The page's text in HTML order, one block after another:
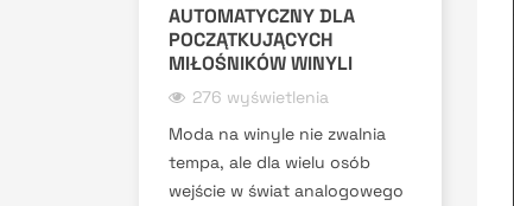
AUTOMATYCZNY DLA
POCZĄTKUJĄCYCH
MIŁOŚNIKÓW WINYLI
276 wyświetlenia
Moda na winyle nie zwalnia
tempa, ale dla wielu osób
wejście w świat analogowego